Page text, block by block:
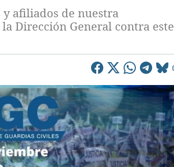
afiliados de nuestra
Dirección General contra este